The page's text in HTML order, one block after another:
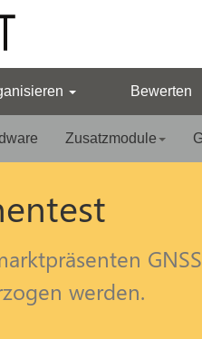
Bewerten
Zusatzmodule
werden.